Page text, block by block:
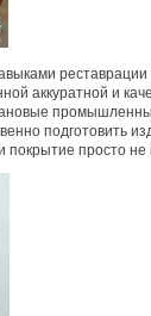
аккуратной и
подготовить
покрытие просто не